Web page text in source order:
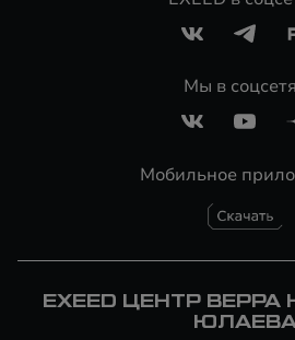
Мобильное
Мы в
EXEED ЦЕНТР